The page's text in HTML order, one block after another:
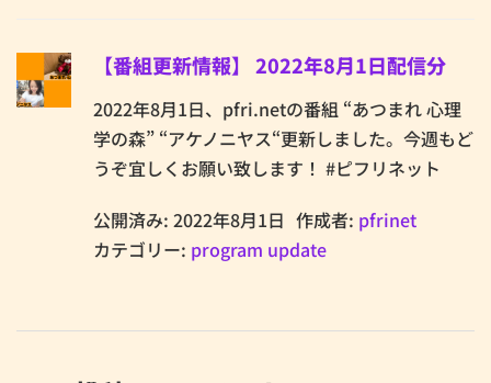
【番組更新情報】 2022年8月1日配信分
2022年8月1日、pfri.netの番組 “あつまれ 心理
学の森” “アケノニヤス“更新しました。今週もど
うぞ宜しくお願い致します！ #ピフリネット
公開済み: 2022年8月1日 作成者: pfrinet
カテゴリー: program update